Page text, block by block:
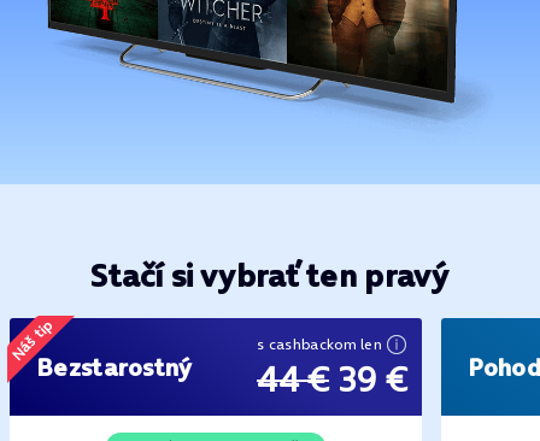
Stačí si vybrať ten pravý
Náš tip
Bezstarostný
s cashbackom len
44 € 39 €